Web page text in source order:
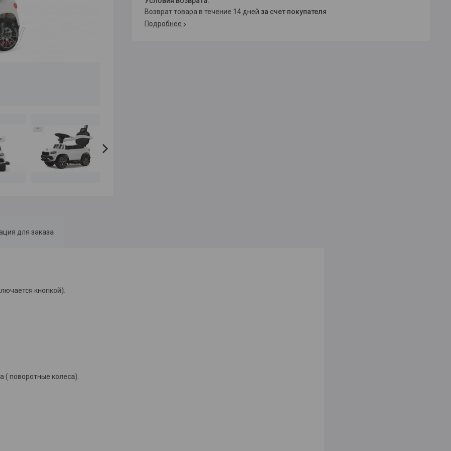
возврат товара в течение 14 дней за счет покупателя
Подробнее
для заказа
кнопкой).
поворотные колеса).